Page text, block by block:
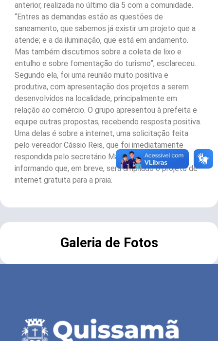
anterior, realizada no último dia 5 com a comunidade.
“Entres as demandas estão as questões de
saneamento, que sabemos já existir um projeto que a
atende; e a da iluminação, que está em andamento.
Mas também discutimos sobre a coleta de lixo e
entulho e sobre fomentação do turismo”, esclareceu.
Segundo ela, foi uma reunião muito positiva e
produtiva, com apresentação dos projetos a serem
desenvolvidos na localidade, principalmente em
relação ao comércio. O grupo apresentou à prefeita e
equipe outras propostas, recebendo resposta positiva.
Uma delas é sobre a internet, uma solicitação feita
pelo vereador Cássio Reis, que foi imediatamente
respondida pelo secretário Marcinho Pessanha,
informando que, em breve, será ampliado o projeto de
internet gratuita para a praia.
Galeria de Fotos